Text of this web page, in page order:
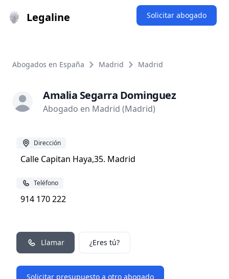
Legaline Solicitar abogado
Abogados en España Madrid Madrid
Amalia Segarra Dominguez
Abogado en Madrid (Madrid)
Dirección
Calle Capitan Haya,35. Madrid
Teléfono
914 170 222
Llamar ¿Eres tú?
Solicitar presupuesto a otro abogado